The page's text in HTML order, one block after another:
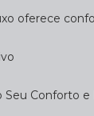
oferece
Seu Conforto